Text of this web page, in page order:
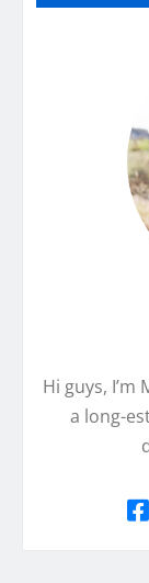
Hi guys,
a long-